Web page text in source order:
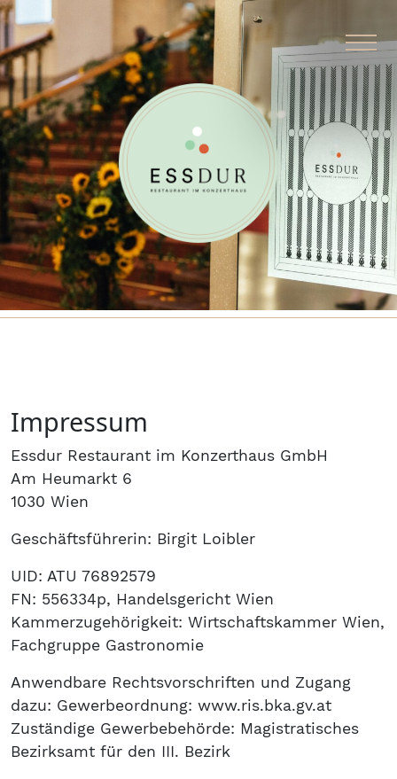
ÜBER UNS
CATERING
BUFFETS
RESERVIERUNG
Impressum
Essdur Restaurant im Konzerthaus GmbH
Am Heumarkt 6
1030 Wien
Geschäftsführerin: Birgit Loibler
UID: ATU 76892579
FN: 556334p, Handelsgericht Wien
Kammerzugehörigkeit: Wirtschaftskammer Wien,
Fachgruppe Gastronomie
Anwendbare Rechtsvorschriften und Zugang
dazu: Gewerbeordnung: www.ris.bka.gv.at
Zuständige Gewerbebehörde: Magistratisches
Bezirksamt für den III. Bezirk